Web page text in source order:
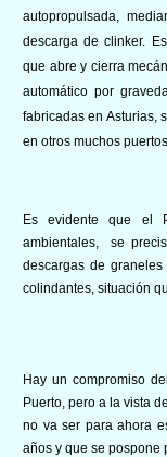
autopropulsada,
descarga de clinker.
que abre y cierra
automático por
fabricadas en Asturias,
en otros muchos
Es evidente que el
ambientales, se
descargas de
colindantes, situación
Hay un compromiso
Puerto, pero a la vista
no va ser para ahora
años y que se pospone